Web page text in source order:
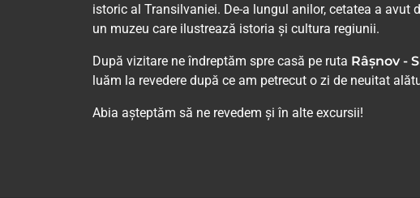
istoric al Transilvaniei. De-a lungul anilor, cetatea a
un muzeu care ilustrează istoria și cultura regiunii.
După vizitare ne îndreptăm spre casă pe ruta Râșnov -
luăm la revedere după ce am petrecut o zi de neuitat
Abia așteptăm să ne revedem și în alte excursii!